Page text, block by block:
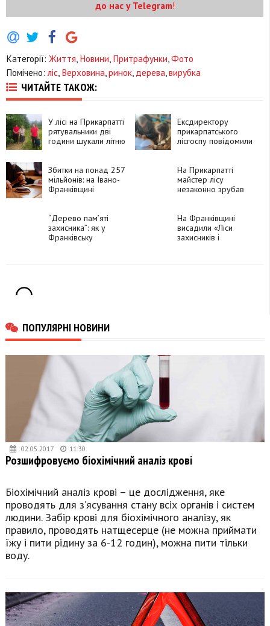
до нас у Telegram!
Категорії: Життя Новини Притрафунки Фото
Помічено: ліс Верховина ринок дерева вирубка
ЧИТАЙТЕ ТАКОЖ:
У лісі на Прикарпатті
рятувальники дві
години шукали літню
Ексдиректору
прикарпатського
лісгоспу повідомили
Збитки на понад 257
мільйонів: на Івано-
Франківщині
вирубали
На Прикарпатті
майстер лісу
незаконно зрубав
гривень
“Дерево памʼяті
захисника”: як у
Франківську
На Франківщині
висадили «Ліси
захисників і
ПОПУЛЯРНІ НОВИНИ
02.05.2017 11:30
Розшифровуємо біохімічний аналіз крові
Біохімічний аналіз крові – це дослідження, яке
проводять для з’ясування стану всіх органів і систем
людини. Забір крові для біохімічного аналізу, як
правило, проводять натщесерце (не можна приймати
їжу і пити рідину за 6-12 годин), можна пити тільки
воду.